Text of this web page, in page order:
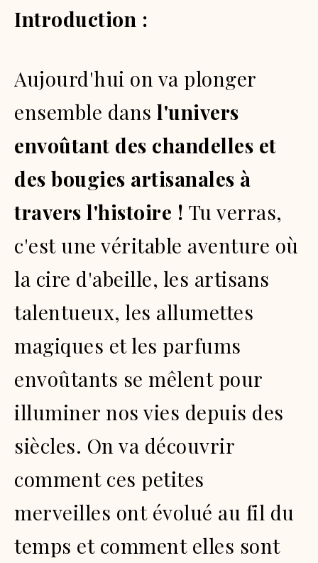
Introduction :
Aujourd'hui on va plonger
ensemble dans l'univers
envoûtant des chandelles et
des bougies artisanales à
travers l'histoire ! Tu verras,
c'est une véritable aventure où
la cire d'abeille, les artisans
talentueux, les allumettes
magiques et les parfums
envoûtants se mêlent pour
illuminer nos vies depuis des
siècles. On va découvrir
comment ces petites
merveilles ont évolué au fil du
temps et comment elles sont